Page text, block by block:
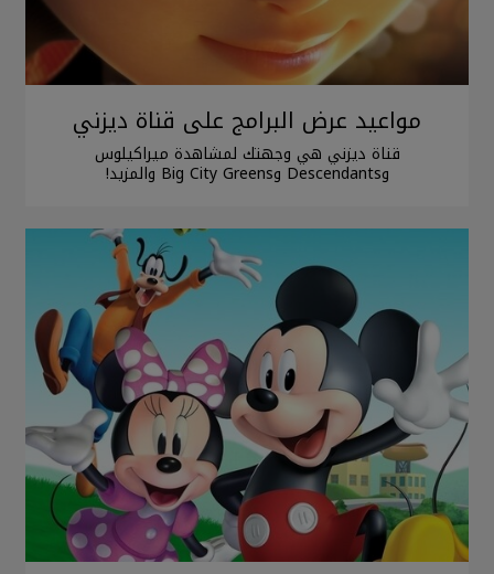
مواعيد عرض البرامج على قناة ديزني
قناة ديزني هي وجهتك لمشاهدة ميراكيلوس
وDescendants وBig City Greens والمزيد!